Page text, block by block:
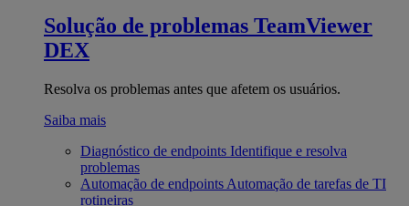
Solução de problemas TeamViewer
DEX
Resolva os problemas antes que afetem os usuários.
Saiba mais
Diagnóstico de endpoints Identifique e resolva
problemas
Automação de endpoints Automação de tarefas de TI
rotineiras